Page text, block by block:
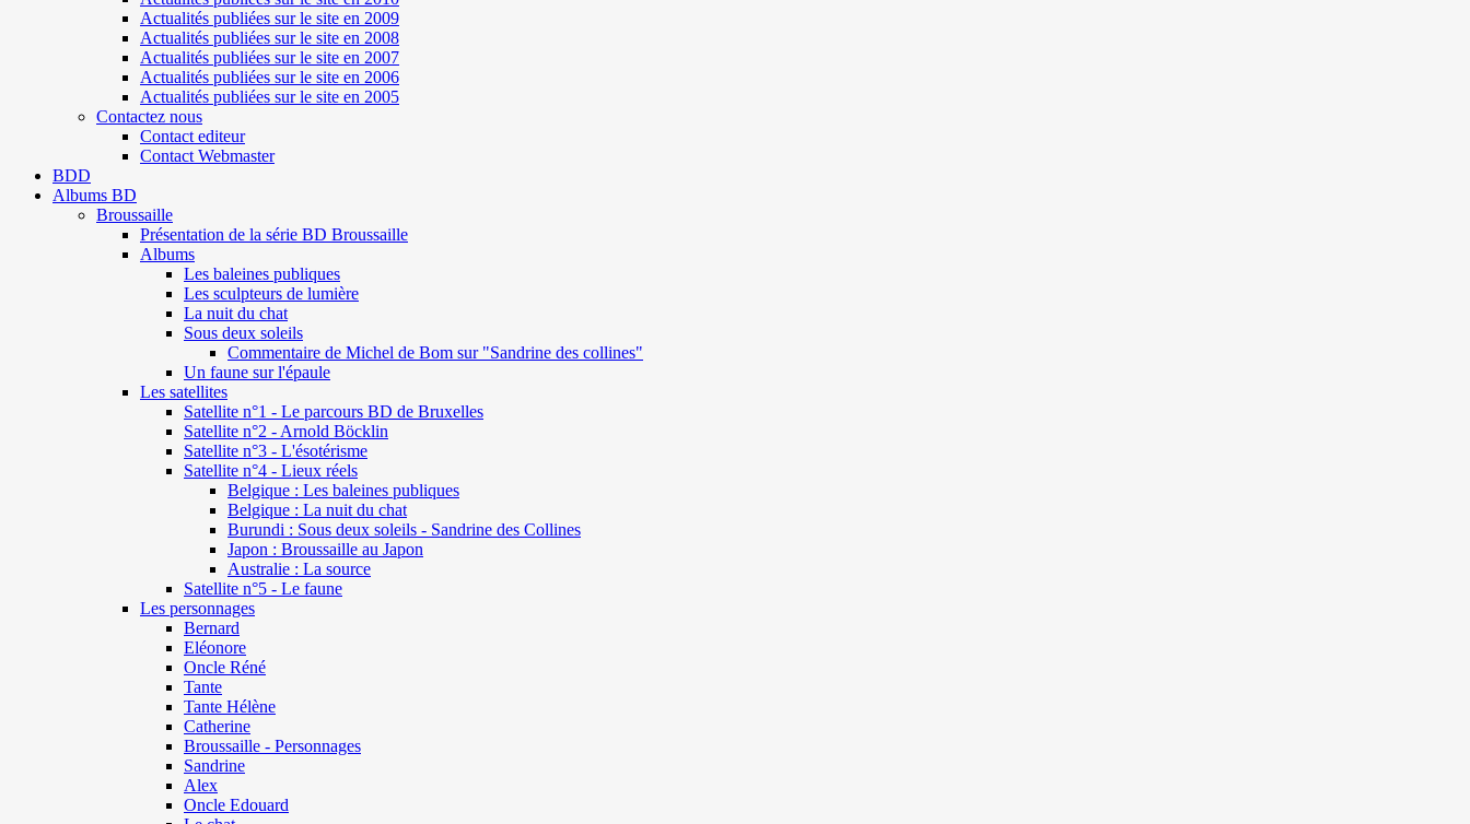
Actualités publiées sur le site en 2009
Actualités publiées sur le site en 2008
Actualités publiées sur le site en 2007
Actualités publiées sur le site en 2006
Actualités publiées sur le site en 2005
Contactez nous
Contact editeur
Contact Webmaster
BDD
Albums BD
Broussaille
Présentation de la série BD Broussaille
Albums
Les baleines publiques
Les sculpteurs de lumière
La nuit du chat
Sous deux soleils
Commentaire de Michel de Bom sur "Sandrine des collines"
Un faune sur l'épaule
Les satellites
Satellite n°1 - Le parcours BD de Bruxelles
Satellite n°2 - Arnold Böcklin
Satellite n°3 - L'ésotérisme
Satellite n°4 - Lieux réels
Belgique : Les baleines publiques
Belgique : La nuit du chat
Burundi : Sous deux soleils - Sandrine des Collines
Japon : Broussaille au Japon
Australie : La source
Satellite n°5 - Le faune
Les personnages
Bernard
Eléonore
Oncle Réné
Tante
Tante Hélène
Catherine
Broussaille - Personnages
Sandrine
Alex
Oncle Edouard